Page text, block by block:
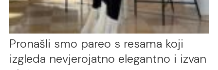
Pronašli smo pareo s resama koji
izgleda nevjerojatno elegantno i izvan